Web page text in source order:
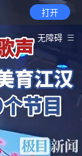
打开
无障碍